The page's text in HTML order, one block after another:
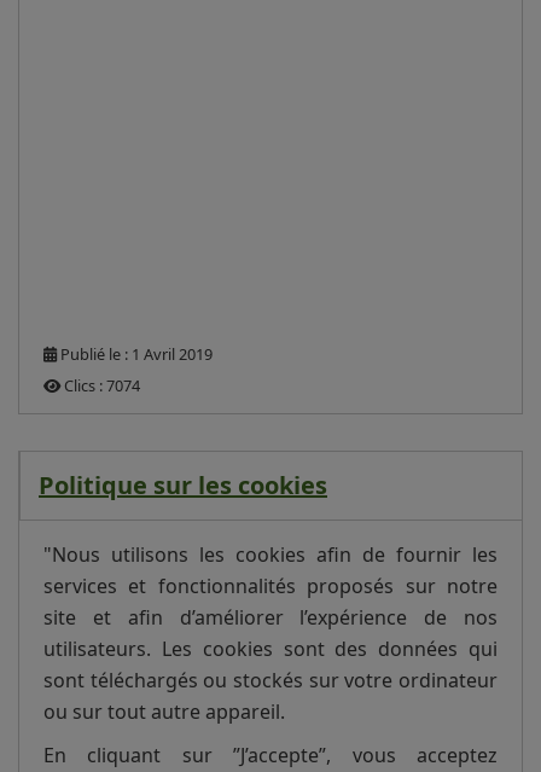
Publié le : 1 Avril 2019
Clics : 7074
Politique sur les cookies
"Nous utilisons les cookies afin de fournir les
services et fonctionnalités proposés sur notre
site et afin d’améliorer l’expérience de nos
utilisateurs. Les cookies sont des données qui
sont téléchargés ou stockés sur votre ordinateur
ou sur tout autre appareil.
En cliquant sur ”J’accepte”, vous acceptez